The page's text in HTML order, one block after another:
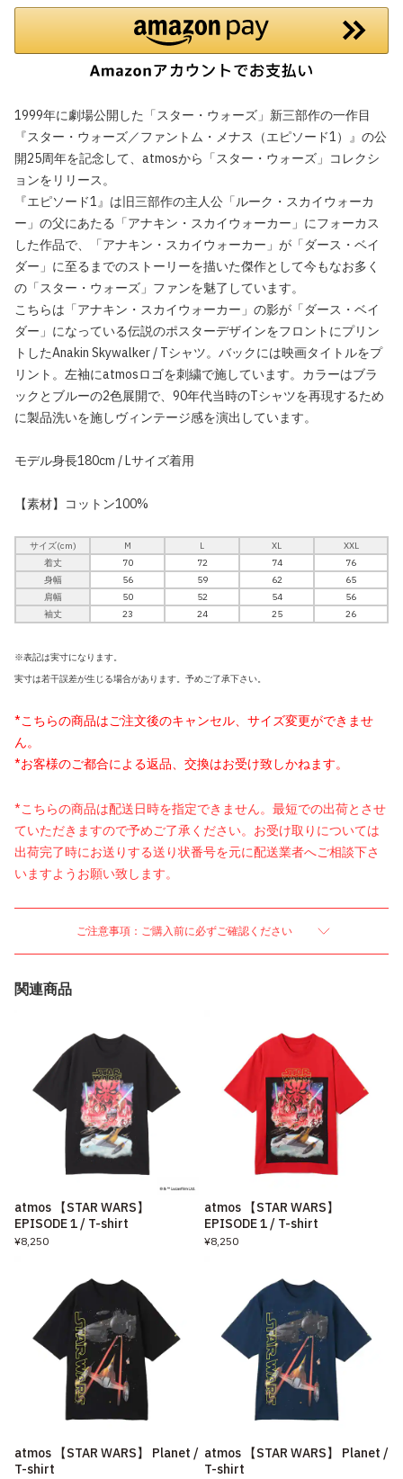
1999年に劇場公開した「スター・ウォーズ」新三部作の一作目
『スター・ウォーズ／ファントム・メナス（エピソード1）』の公
開25周年を記念して、atmosから「スター・ウォーズ」コレクシ
ョンをリリース。
『エピソード1』は旧三部作の主人公「ルーク・スカイウォーカ
ー」の父にあたる「アナキン・スカイウォーカー」にフォーカス
した作品で、「アナキン・スカイウォーカー」が「ダース・ベイ
ダー」に至るまでのストーリーを描いた傑作として今もなお多く
の「スター・ウォーズ」ファンを魅了しています。
こちらは「アナキン・スカイウォーカー」の影が「ダース・ベイ
ダー」になっている伝説のポスターデザインをフロントにプリン
トしたAnakin Skywalker / Tシャツ。バックには映画タイトルをプ
リント。左袖にatmosロゴを刺繍で施しています。カラーはブラ
ックとブルーの2色展開で、90年代当時のTシャツを再現するため
に製品洗いを施しヴィンテージ感を演出しています。
モデル身長180cm / Lサイズ着用
【素材】コットン100%
サイズ(cm) M L XL
XXL
着丈
70 72 74
76
身幅
56 59 62
65
肩幅
50 52 54
56
袖丈
23 24 25 26
※表記は実寸になります。
実寸は若干誤差が生じる場合があります。予めご了承下さい。
*こちらの商品はご注文後のキャンセル、サイズ変更ができませ
ん。
*お客様のご都合による返品、交換はお受け致しかねます。
*こちらの商品は配送日時を指定できません。最短での出荷とさせ
ていただきますので予めご了承ください。お受け取りについては
出荷完了時にお送りする送り状番号を元に配送業者へご相談下さ
いますようお願い致します。
ご注意事項：ご購入前に必ずご確認ください
関連商品
atmos 【STAR WARS】
EPISODE 1 / T-shirt
¥8,250
atmos 【STAR WARS】
EPISODE 1 / T-shirt
¥8,250
atmos 【STAR WARS】 Planet /
T-shirt
atmos 【STAR WARS】 Planet /
T-shirt